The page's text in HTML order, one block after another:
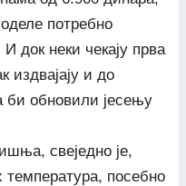
потребно
док неки чекају прва
издвајају и до
би обновили јесењу
свеједно је,
температура, посебно